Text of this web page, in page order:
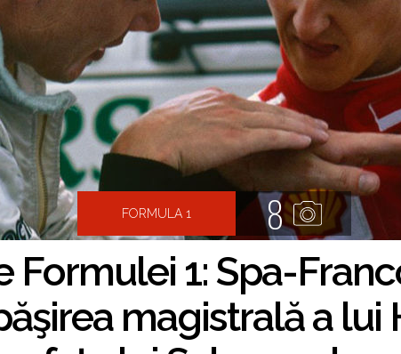
FORMULA 1 8
Formulei 1: Spa-
magistrală a lui